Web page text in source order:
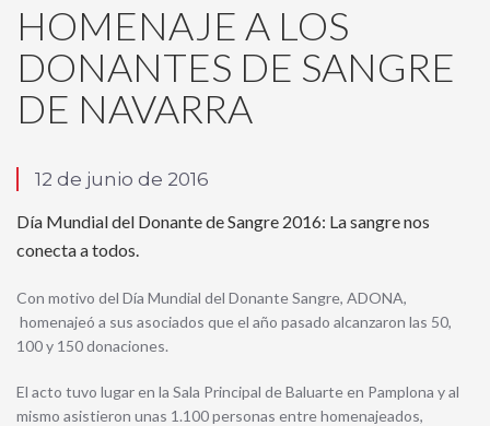
HOMENAJE A LOS
DONANTES DE SANGRE
DE NAVARRA
12 de junio de 2016
Día Mundial del Donante de Sangre 2016: La sangre nos
conecta a todos.
Con motivo del Día Mundial del Donante Sangre, ADONA,
homenajeó a sus asociados que el año pasado alcanzaron las 50,
100 y 150 donaciones.
El acto tuvo lugar en la Sala Principal de Baluarte en Pamplona y al
mismo asistieron unas 1.100 personas entre homenajeados,